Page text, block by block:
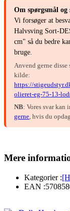
Om spørgsmål og
Vi forsøger at
Halvsving Sort-
cm" så du bedre
bruge.
Anvend gerne
kilde:
https://
olieret-eg-75-13-
NB: Vores svar
gerne, hvis du
Mere
Kategorier :
EAN :